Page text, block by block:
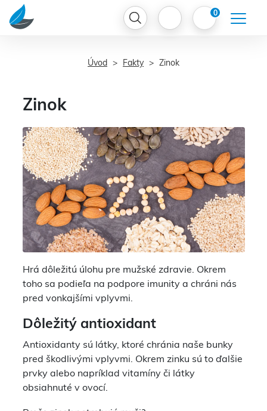
0
Úvod Fakty Zinok
Zinok
Hrá dôležitú úlohu pre mužské zdravie. Okrem
toho sa podieľa na podpore imunity a chráni nás
pred vonkajšími vplyvmi.
Dôležitý antioxidant
Antioxidanty sú látky, ktoré chránia naše bunky
pred škodlivými vplyvmi. Okrem zinku sú to ďalšie
prvky alebo napríklad vitamíny či látky
obsiahnuté v ovocí.